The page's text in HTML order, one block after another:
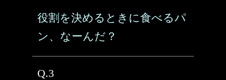
役割を決めるときに食べるパ
ン、なーんだ？
Q.3